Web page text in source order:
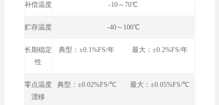
补偿温度 -10～70℃
贮存温度 -40～100℃
长期稳定
性
典型：±0.1%FS/年 最大：±0.2%FS/年
零点温度
漂移
典型：±0.02%FS/℃ 最大：±0.05%FS/℃